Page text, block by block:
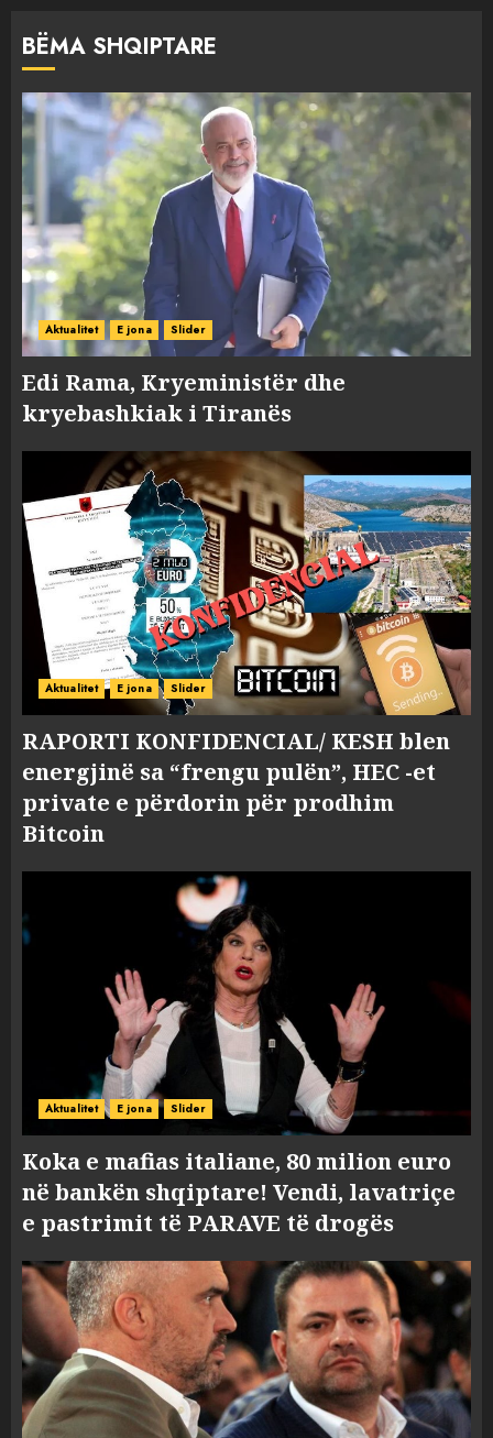
BËMA SHQIPTARE
Aktualitet E jona Slider
Edi Rama, Kryeministër dhe
kryebashkiak i Tiranës
Aktualitet E jona Slider
RAPORTI KONFIDENCIAL/ KESH blen
energjinë sa “frengu pulën”, HEC -et
private e përdorin për prodhim
Bitcoin
Aktualitet E jona Slider
Koka e mafias italiane, 80 milion euro
në bankën shqiptare! Vendi, lavatriçe
e pastrimit të PARAVE të drogës